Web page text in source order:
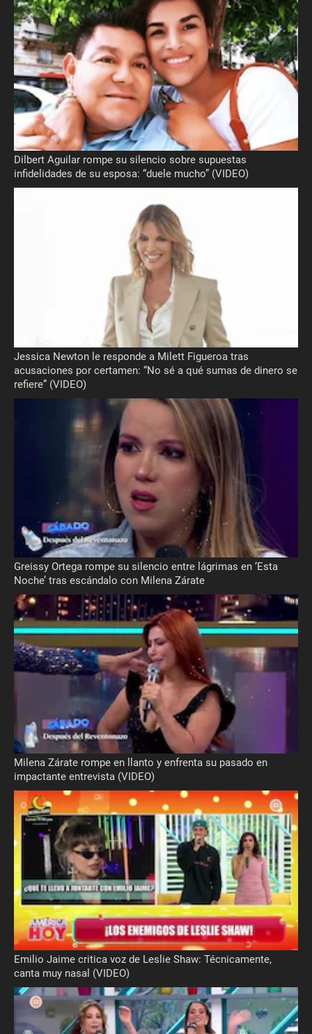
Dilbert Aguilar rompe su silencio sobre supuestas
infidelidades de su esposa: “duele mucho” (VIDEO)
Jessica Newton le responde a Milett Figueroa tras
acusaciones por certamen: “No sé a qué sumas de dinero se
refiere” (VIDEO)
Greissy Ortega rompe su silencio entre lágrimas en ‘Esta
Noche’ tras escándalo con Milena Zárate
Milena Zárate rompe en llanto y enfrenta su pasado en
impactante entrevista (VIDEO)
Emilio Jaime critica voz de Leslie Shaw: Técnicamente,
canta muy nasal (VIDEO)